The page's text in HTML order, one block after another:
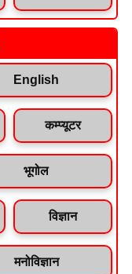
English
कम्प्यूटर
भूगोल
विज्ञान
मनोविज्ञान